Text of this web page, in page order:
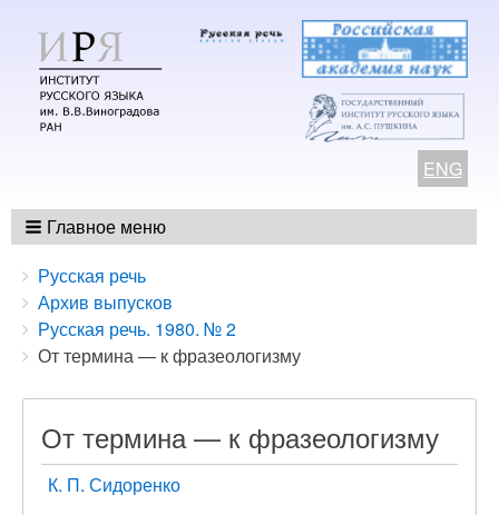
ENG
Главное меню
Breadcrumbs
You
are
here:
Русская речь
Архив выпусков
Русская речь. 1980. № 2
От термина — к фразеологизму
От термина — к фразеологизму
К. П. Сидоренко